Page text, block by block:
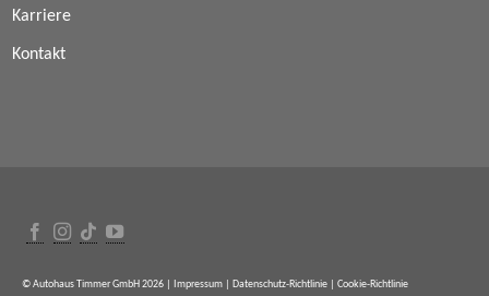
Karriere
Kontakt
© Autohaus Timmer GmbH 2026 | Impressum Datenschutz-Richtlinie Cookie-Richtlinie